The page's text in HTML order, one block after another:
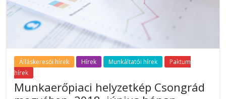
Álláskeresői hírek Hírek Munkáltatói hírek
Paktum
hírek
Munkaerőpiaci helyzetkép Csongrád